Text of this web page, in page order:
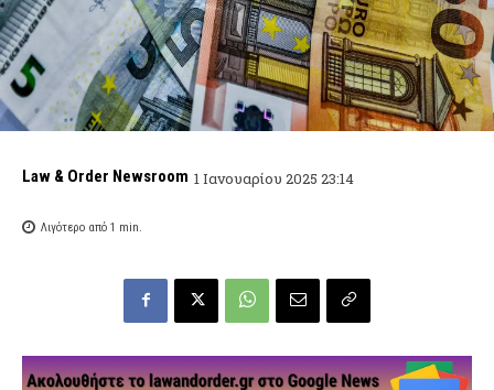
Law & Order Newsroom 1 Ιανουαρίου 2025 23:14
Λιγότερο από 1 min.